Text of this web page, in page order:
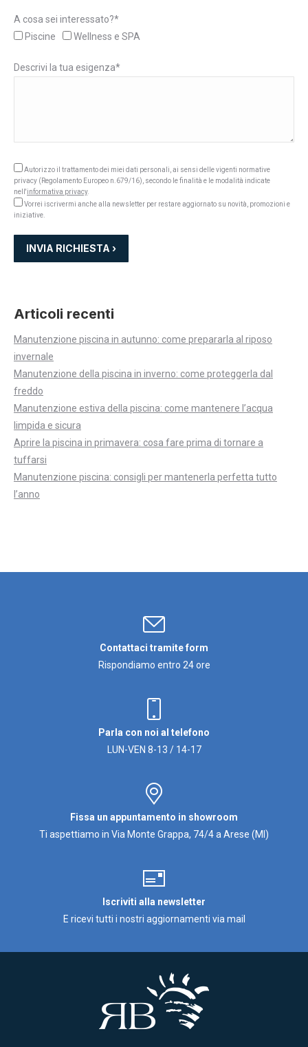
A cosa sei interessato?*
Piscine
Wellness e SPA
Descrivi la tua esigenza*
Autorizzo il trattamento dei miei dati personali, ai sensi delle vigenti normative
privacy (Regolamento Europeo n.679/16), secondo le finalità e le modalità indicate
nell'informativa privacy.
Vorrei iscrivermi anche alla newsletter per restare aggiornato su novità, promozioni e
iniziative.
Articoli recenti
Manutenzione piscina in autunno: come prepararla al riposo
invernale
Manutenzione della piscina in inverno: come proteggerla dal
freddo
Manutenzione estiva della piscina: come mantenere l’acqua
limpida e sicura
Aprire la piscina in primavera: cosa fare prima di tornare a
tuffarsi
Manutenzione piscina: consigli per mantenerla perfetta tutto
l’anno
Contattaci tramite form
Rispondiamo entro 24 ore
Parla con noi al telefono
LUN-VEN 8-13 / 14-17
Fissa un appuntamento in showroom
Ti aspettiamo in Via Monte Grappa, 74/4 a Arese (MI)
Iscriviti alla newsletter
E ricevi tutti i nostri aggiornamenti via mail